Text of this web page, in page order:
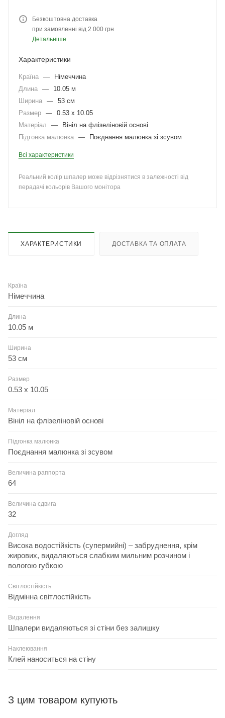
Безкоштовна доставка
при замовленні від 2 000 грн
Детальніше
Характеристики
Країна —
Німеччина
Длина —
10.05 м
Ширина — 53 см
Размер — 0.53 x 10.05
Матеріал
—
Вініл на флізеліновій основі
Підгонка малюнка — Поєднання малюнка зі зсувом
Всі характеристики
Реальний колір шпалер може відрізнятися в залежності від
перадачі кольорів Вашого монітора
ХАРАКТЕРИСТИКИ ДОСТАВКА ТА ОПЛАТА
Країна
Німеччина
Длина
10.05 м
Ширина
53 см
Размер
0.53 x 10.05
Матеріал
Вініл на флізеліновій основі
Підгонка малюнка
Поєднання малюнка зі зсувом
Величина раппорта
64
Величина сдвига
32
Догляд
Висока водостійкість (супермийні) – забруднення, крім
жирових, видаляються слабким мильним розчином і
вологою губкою
Світлостійкість
Відмінна світлостійкість
Видалення
Шпалери видаляються зі стіни без залишку
Наклеювання
Клей наноситься на стіну
З цим товаром купують